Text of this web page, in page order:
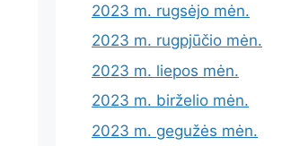
2023 m. rugsėjo mėn.
2023 m. rugpjūčio mėn.
2023 m. liepos mėn.
2023 m. birželio mėn.
2023 m. gegužės mėn.